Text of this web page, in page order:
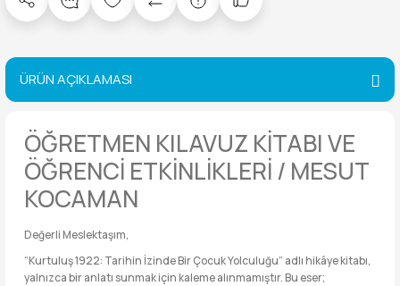
ÜRÜN AÇIKLAMASI
ÖĞRETMEN KILAVUZ KİTABI VE
ÖĞRENCİ ETKİNLİKLERİ / MESUT
KOCAMAN
Değerli Meslektaşım,
“Kurtuluş 1922: Tarihin İzinde Bir Çocuk Yolculuğu” adlı hikâye kitabı,
yalnızca bir anlatı sunmak için kaleme alınmamıştır. Bu eser;